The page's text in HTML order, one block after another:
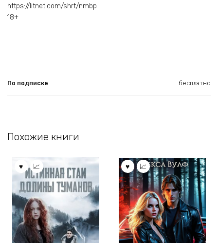
https://litnet.com/shrt/nmbp
18+
По подписке бесплатно
Похожие книги